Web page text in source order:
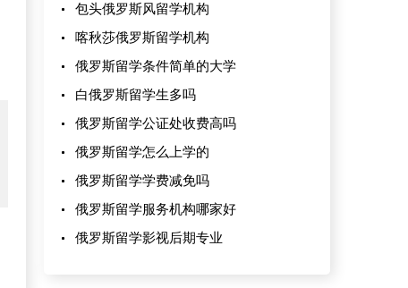
包头俄罗斯风留学机构
喀秋莎俄罗斯留学机构
俄罗斯留学条件简单的大学
白俄罗斯留学生多吗
俄罗斯留学公证处收费高吗
俄罗斯留学怎么上学的
俄罗斯留学学费减免吗
俄罗斯留学服务机构哪家好
俄罗斯留学影视后期专业